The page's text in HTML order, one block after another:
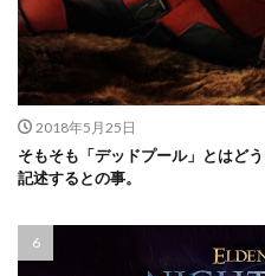
2018年5月25日
そもそも「デッドプール」とはど
記述するとの事。